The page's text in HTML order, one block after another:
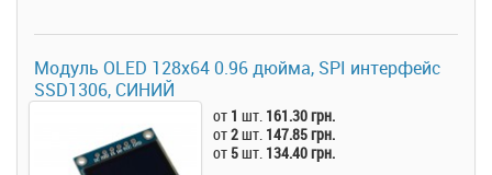
Модуль OLED 128x64 0.96 дюйма, SPI интерфейс
SSD1306, СИНИЙ
от 1 шт. 161.30 грн.
от2шт. 147.85 грн.
от 5шт. 134.40 грн.